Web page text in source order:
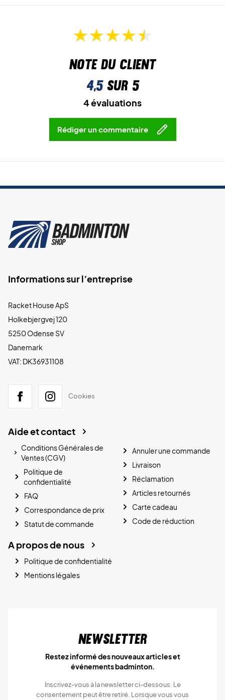
Note du client
4,5sur 5
4 évaluations
Rédiger un commentaire
Informations sur l’entreprise
Racket House ApS
Holkebjergvej 120
5250 Odense SV
Danemark
VAT: DK36931108
Cookies
Aide et contact
Conditions Générales de
Ventes (CGV)
Politique de
confidentialité
FAQ
Correspondance de prix
Statut de commande
Annuler une commande
Livraison
Réclamation
Articles retournés
Carte cadeau
Code de réduction
A propos de nous
Politique de confidentialité
Mentions légales
Newsletter
Restez informé des nouveaux articles et
événements badminton.
Inscrivez-vous à la newsletter ci-dessous. Le
consentement peut être retiré. Lorsque vous vous